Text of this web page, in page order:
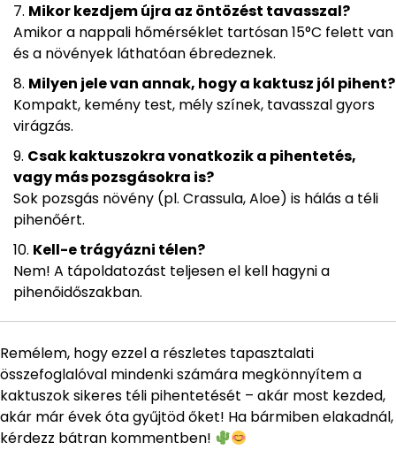
Mikor kezdjem újra az öntözést tavasszal?
Amikor a nappali hőmérséklet tartósan 15°C felett van
és a növények láthatóan ébredeznek.
Milyen jele van annak, hogy a kaktusz jól pihent?
Kompakt, kemény test, mély színek, tavasszal gyors
virágzás.
Csak kaktuszokra vonatkozik a pihentetés,
vagy más pozsgásokra is?
Sok pozsgás növény (pl. Crassula, Aloe) is hálás a téli
pihenőért.
Kell-e trágyázni télen?
Nem! A tápoldatozást teljesen el kell hagyni a
pihenőidőszakban.
Remélem, hogy ezzel a részletes tapasztalati
összefoglalóval mindenki számára megkönnyítem a
kaktuszok sikeres téli pihentetését – akár most kezded,
akár már évek óta gyűjtöd őket! Ha bármiben elakadnál,
kérdezz bátran kommentben!